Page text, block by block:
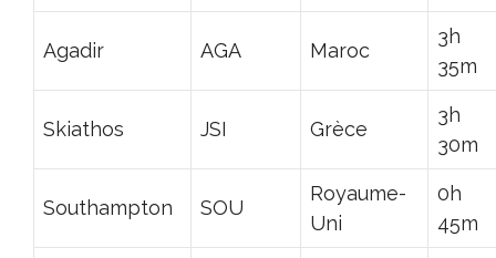
Agadir AGA Maroc
3h
35m
Skiathos JSI Grèce
3h
30m
Southampton SOU
Royaume-
Uni
0h
45m